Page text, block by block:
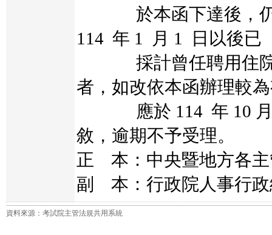
於本函下達後，仍
114 年 1 月 1 日以後已
採計曾任聘用住院
者，如改依本函辦理較
應於 114 年 10 月
敘，逾期不予受理。
正 本：中央暨地方各主
副 本：行政院人事行政
資料來源：考試院主管法規共用系統